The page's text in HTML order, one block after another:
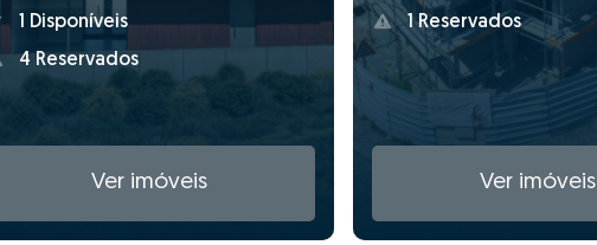
1 Disponíveis
4 Reservados
Ver imóveis
1 Reservados
Ver imóveis